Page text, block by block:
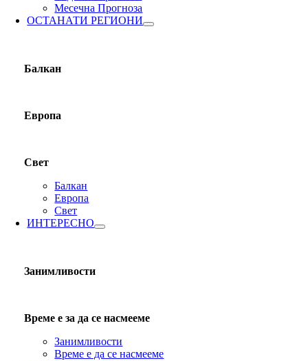
Месечна Прогноза
ОСТАНАТИ РЕГИОНИ
Балкан
Европа
Свет
Балкан
Европа
Свет
ИНТЕРЕСНО
Занимливости
Време е за да се насмееме
Занимливости
Време е да се насмееме